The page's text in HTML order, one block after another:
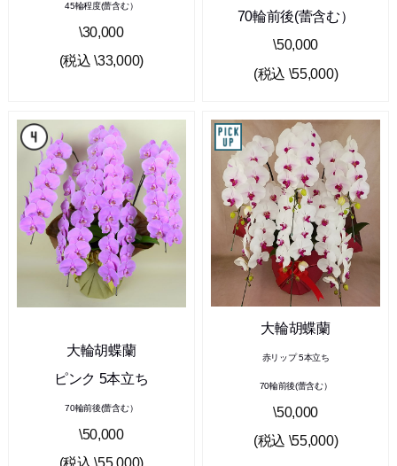
45輪程度(蕾含む）
\30,000
(税込 \33,000)
70輪前後(蕾含む）
\50,000
(税込 \55,000)
大輪胡蝶蘭
ピンク 5本立ち
70輪前後(蕾含む）
\50,000
(税込 \55,000)
大輪胡蝶蘭
赤リップ 5本立ち
70輪前後(蕾含む）
\50,000
(税込 \55,000)